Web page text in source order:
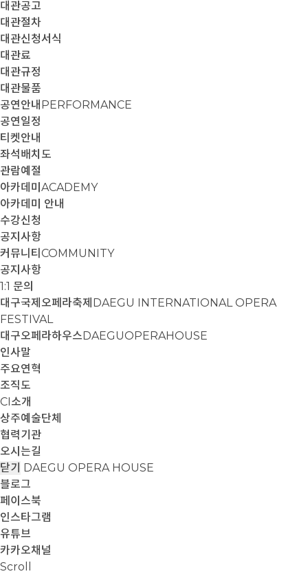
대관공고
대관절차
대관신청서식
대관료
대관규정
대관물품
공연안내 PERFORMANCE
공연일정
티켓안내
좌석배치도
관람예절
아카데미 ACADEMY
아카데미 안내
수강신청
공지사항
커뮤니티 COMMUNITY
공지사항
1:1 문의
대구국제오페라축제 DAEGU INTERNATIONAL OPERA
FESTIVAL
대구오페라하우스DAEGUOPERAHOUSE
인사말
주요연혁
조직도
CI소개
상주예술단체
협력기관
오시는길
닫기 DAEGU OPERA HOUSE
블로그
페이스북
인스타그램
유튜브
카카오채널
Scroll